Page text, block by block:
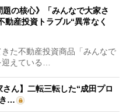
題の核心》「みんなで大家さ
動産投資トラブル“異常なく
た不動産投資商品「みんなで
えている…
さん】二転三転した“成田プロ
き…